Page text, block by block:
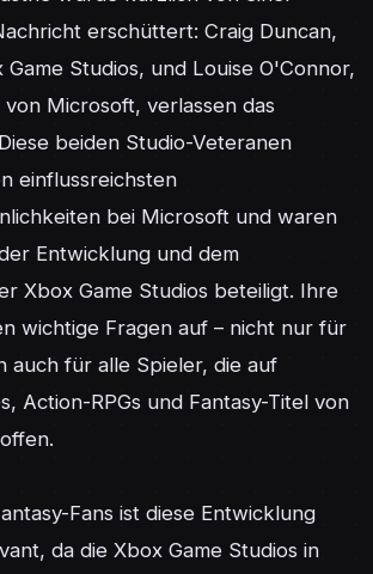
erschüttert: Craig Duncan,
Studios, und Louise O'Connor,
Microsoft, verlassen das
beiden Studio-Veteranen
einflussreichsten
bei Microsoft und waren
Entwicklung und dem
Xbox Game Studios beteiligt. Ihre
wichtige Fragen auf – nicht nur für
auch für alle Spieler, die auf
Action-RPGs und Fantasy-Titel von
Fans ist diese Entwicklung
da die Xbox Game Studios in